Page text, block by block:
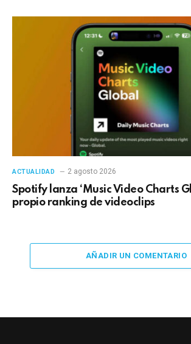
ACTUALIDAD 2 agosto 2026
Spotify lanza ‘Music Video Charts
propio ranking de videoclips
AÑADIR UN COMENTARIO